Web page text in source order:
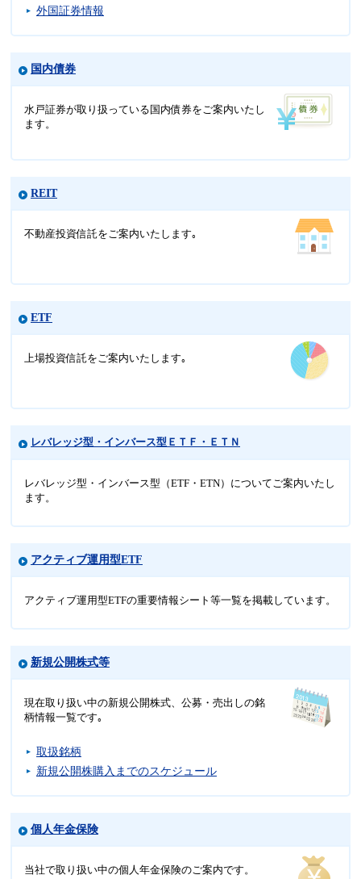
外国証券情報
国内債券
水戸証券が取り扱っている国内債券をご案内いたし
ます。
REIT
不動産投資信託をご案内いたします｡
ETF
上場投資信託をご案内いたします｡
レバレッジ型・インバース型ＥＴＦ・ＥＴＮ
レバレッジ型・インバース型（ETF・ETN）についてご案内いたし
ます。
アクティブ運用型ETF
アクティブ運用型ETFの重要情報シート等一覧を掲載しています。
新規公開株式等
現在取り扱い中の新規公開株式、公募・売出しの銘
柄情報一覧です｡
取扱銘柄
新規公開株購入までのスケジュール
個人年金保険
当社で取り扱い中の個人年金保険のご案内です。